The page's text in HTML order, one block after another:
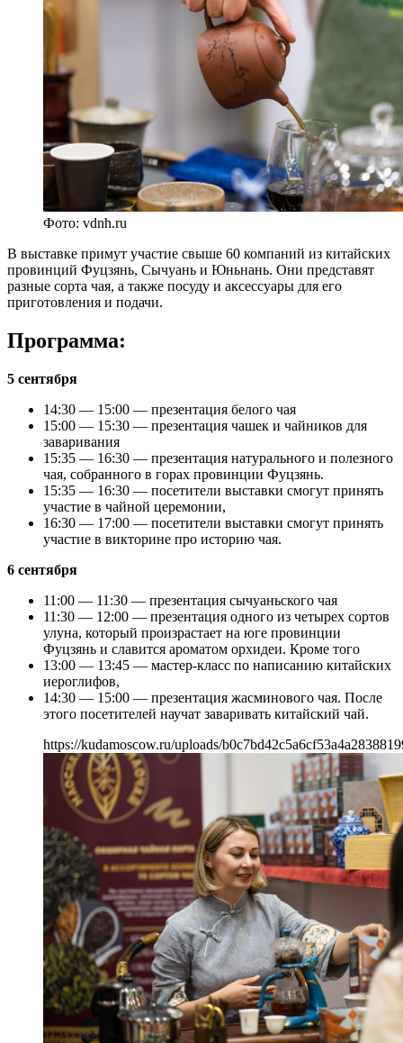
Фото: vdnh.ru
В выставке примут участие свыше 60 компаний из китайских
провинций Фуцзянь, Сычуань и Юньнань. Они представят
разные сорта чая, а также посуду и аксессуары для его
приготовления и подачи.
Программа:
5 сентября
14:30 — 15:00 — презентация белого чая
15:00 — 15:30 — презентация чашек и чайников для
заваривания
15:35 — 16:30 — презентация натурального и полезного
чая, собранного в горах провинции Фуцзянь.
15:35 — 16:30 — посетители выставки смогут принять
участие в чайной церемонии,
16:30 — 17:00 — посетители выставки смогут принять
участие в викторине про историю чая.
6 сентября
11:00 — 11:30 — презентация сычуаньского чая
11:30 — 12:00 — презентация одного из четырех сортов
улуна, который произрастает на юге провинции
Фуцзянь и славится ароматом орхидеи. Кроме того
13:00 — 13:45 — мастер-класс по написанию китайских
иероглифов,
14:30 — 15:00 — презентация жасминового чая. После
этого посетителей научат заваривать китайский чай.
https://kudamoscow.ru/uploads/